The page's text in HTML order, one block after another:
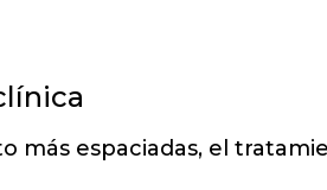
más espaciadas, el